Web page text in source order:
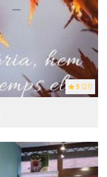
5 (21)